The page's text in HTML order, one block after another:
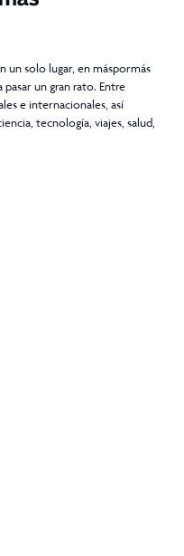
solo lugar, en máspormás
un gran rato. Entre
e internacionales, así
tecnología, viajes, salud,